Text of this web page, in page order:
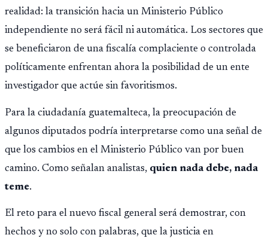
realidad: la transición hacia un Ministerio Público
independiente no será fácil ni automática. Los sectores que
se beneficiaron de una fiscalía complaciente o controlada
políticamente enfrentan ahora la posibilidad de un ente
investigador que actúe sin favoritismos.
Para la ciudadanía guatemalteca, la preocupación de
algunos diputados podría interpretarse como una señal de
que los cambios en el Ministerio Público van por buen
camino. Como señalan analistas, quien nada debe, nada
teme.
El reto para el nuevo fiscal general será demostrar, con
hechos y no solo con palabras, que la justicia en